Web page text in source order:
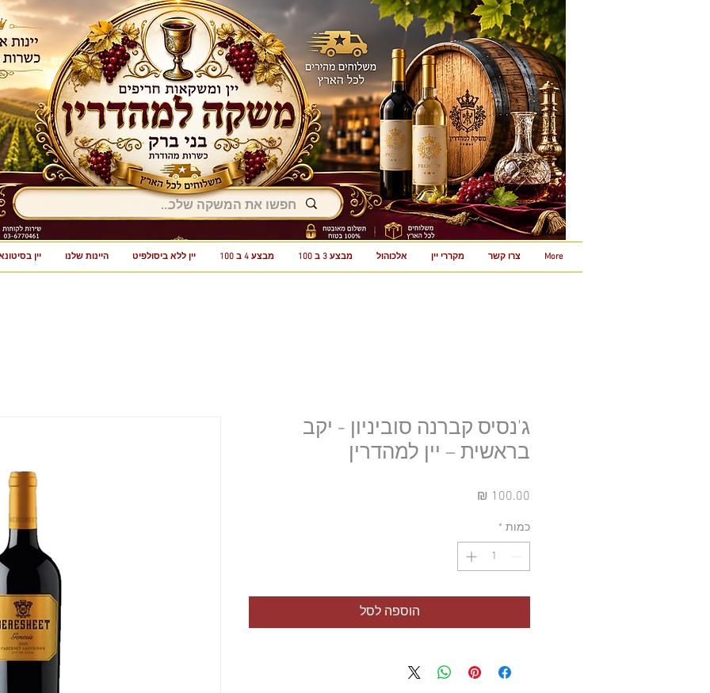
יין היינות שלנו יין ללא ביסולפיט מבצע 4 ב 100 מבצע 3 ב 100 אלכוהול מקררי יין צרו קשר More
ג'נסיס קברנה סוביניון - יקב
בראשית – יין למהדרין
כמות *
הוספה לסל